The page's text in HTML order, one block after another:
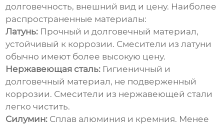
долговечность, внешний вид и цену. Наиболее
распространенные материалы:
Латунь: Прочный и долговечный материал,
устойчивый к коррозии. Смесители из латуни
обычно имеют более высокую цену.
Нержавеющая сталь: Гигиеничный и
долговечный материал, не подверженный
коррозии. Смесители из нержавеющей стали
легко чистить.
Силумин: Сплав алюминия и кремния. Менее